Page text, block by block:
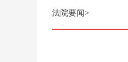
法院要闻>